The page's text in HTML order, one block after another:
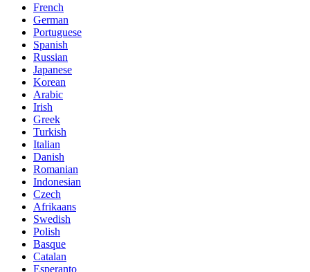
French
German
Portuguese
Spanish
Russian
Japanese
Korean
Arabic
Irish
Greek
Turkish
Italian
Danish
Romanian
Indonesian
Czech
Afrikaans
Swedish
Polish
Basque
Catalan
Esperanto